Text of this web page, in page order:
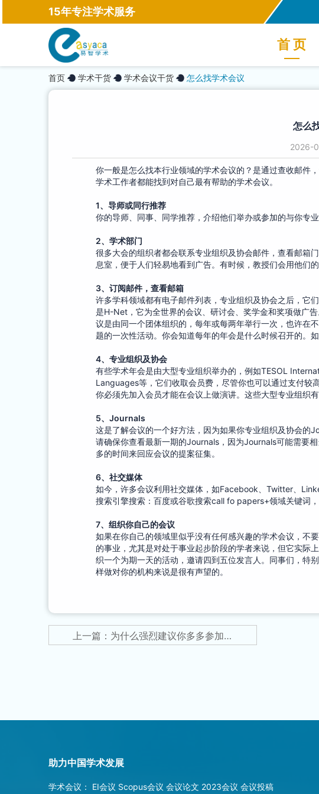
15年专注学术服务
首 页
首页 学术干货 学术会议干货 怎么找学术会议
怎么
2026-
你一般是怎么找本行业领域的学术会议的？是通过查收邮件
学术工作者都能找到对自己最有帮助的学术会议。
1、导师或同行推荐
你的导师、同事、同学推荐，介绍他们举办或参加的与你专
2、 学术部门
很多大会的组织者都会联系专业组织及协会邮件，查看邮箱
息室，便于人们轻易地看到广告。有时候，教授们会用他们
3、 订阅邮件，查看邮箱
许多学科领域都有电子邮件列表，专业组织及协会之后，它
是H-Net，它为全世界的会议、研讨会、奖学金和奖项做广
议是由同一个团体组织的，每年或每两年举行一次，也许在
题的一次性活动。你会知道每年的年会是什么时候召开的。
4、专业组织及协会
有些学术年会是由大型专业组织举办的，例如TESOL
Languages等，它们收取会员费，尽管你也可以通过支付较
你必须先加入会员才能在会议上做演讲。这些大型专业组织
5、Journals
这是了解会议的一个好方法，因为如果你专业组织及协会的
请确保你查看最新一期的Journals，因为Journals可能需要
多的时间来回应会议的提案征集。
6、社交媒体
如今，许多会议利用社交媒体，如Facebook、Twitter、
搜索引擎搜索：百度或谷歌搜索call fo papers+领域关键词，
7、 组织你自己的会议
如果在你自己的领域里似乎没有任何感兴趣的学术会议，不
的事业，尤其是对处于事业起步阶段的学者来说，但它实际
织一个为期一天的活动，邀请四到五位发言人。同事们，特
样做对你的机构来说是很有声望的。
上一篇：为什么强烈建议你多多参加学术会议？
助力中国学术发展
学术会议： EI会议 Scopus会议 会议论文 2023会议 会议投稿